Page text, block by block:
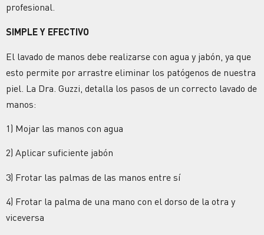
profesional.
SIMPLE Y EFECTIVO
El lavado de manos debe realizarse con agua y jabón, ya que
esto permite por arrastre eliminar los patógenos de nuestra
piel. La Dra. Guzzi, detalla los pasos de un correcto lavado de
manos:
1) Mojar las manos con agua
2) Aplicar suficiente jabón
3) Frotar las palmas de las manos entre sí
4) Frotar la palma de una mano con el dorso de la otra y
viceversa